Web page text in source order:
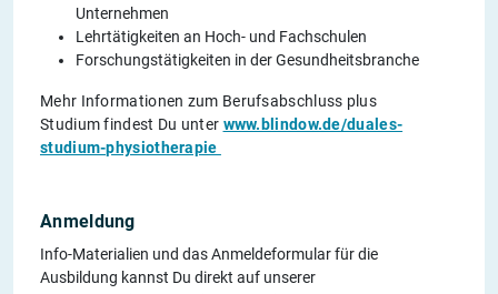
Unternehmen
Lehrtätigkeiten an Hoch- und Fachschulen
Forschungstätigkeiten in der Gesundheitsbranche
Mehr Informationen zum Berufsabschluss plus
Studium findest Du unter www.blindow.de/duales-
studium-physiotherapie
Anmeldung
Info-Materialien und das Anmeldeformular für die
Ausbildung kannst Du direkt auf unserer